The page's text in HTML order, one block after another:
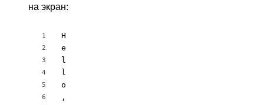
на экран:
1
2
3
4
5
6
H
e
l
l
o
,